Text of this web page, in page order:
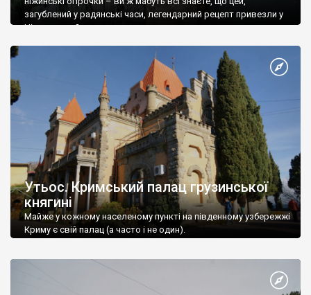
загублений у радянські часи, легендарний рецепт привезли у
Ніжин греки?
Утьос. Кримський палац грузинської
княгині
Майже у кожному населеному пункті на південному узбережжі
Криму є свій палац (а часто і не один).